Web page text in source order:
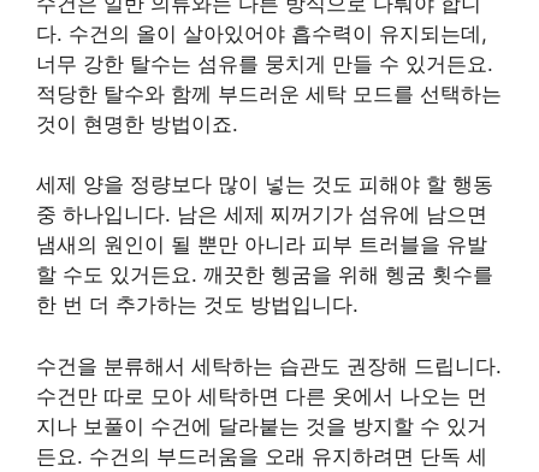
다. 수건의 올이 살아있어야 흡수력이 유지되는데,
너무 강한 탈수는 섬유를 뭉치게 만들 수 있거든요.
적당한 탈수와 함께 부드러운 세탁 모드를 선택하는
것이 현명한 방법이죠.
세제 양을 정량보다 많이 넣는 것도 피해야 할 행동
중 하나입니다. 남은 세제 찌꺼기가 섬유에 남으면
냄새의 원인이 될 뿐만 아니라 피부 트러블을 유발
할 수도 있거든요. 깨끗한 헹굼을 위해 헹굼 횟수를
한 번 더 추가하는 것도 방법입니다.
수건을 분류해서 세탁하는 습관도 권장해 드립니다.
수건만 따로 모아 세탁하면 다른 옷에서 나오는 먼
지나 보풀이 수건에 달라붙는 것을 방지할 수 있거
든요. 수건의 부드러움을 오래 유지하려면 단독 세